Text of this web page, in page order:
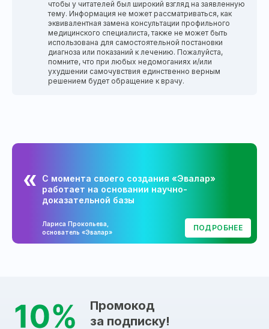
чтобы у читателей был широкий взгляд на заявленную
тему. Информация не может рассматриваться, как
эквивалентная замена консультации профильного
медицинского специалиста, также не может быть
использована для самостоятельной постановки
диагноза или показаний к лечению. Пожалуйста,
помните, что при любых недомоганиях и/или
ухудшении самочувствия единственно верным
решением будет обращение к врачу.
С момента своего создания «Эвалар»
работает на основании научно-
доказательной базы
Лариса Прокопьева,
основатель «Эвалар»
ПОДРОБНЕЕ
Промокод
за подписку!